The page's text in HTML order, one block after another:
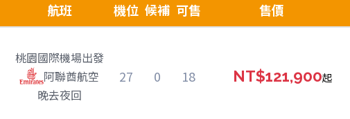
航班 機位 候補 可售 售價
桃園國際機場出發
阿聯酋航空
晚去夜回
27 0 18 NT$121,900起